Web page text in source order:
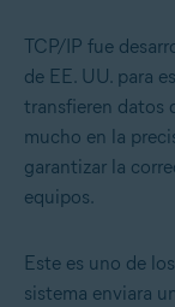
TCP/IP fue
de EE. UU. para
transfieren datos
mucho en la
garantizar la
equipos.
Este es uno de
sistema enviara